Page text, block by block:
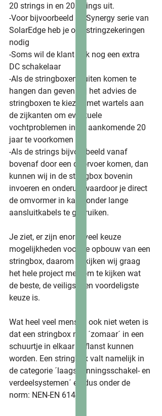
20 strings in en 20 strings uit.
-Voor bijvoorbeeld de Synergy serie van
SolarEdge heb je ook stringzekeringen
nodig
-Soms wil de klant ook nog een extra
DC schakelaar
-Als de stringboxen buiten komen te
hangen dan geven wij het advies de
stringboxen te kiezen met wartels aan
de zijkanten om eventuele
vochtproblemen in de aankomende 20
jaar te voorkomen
-Als de strings bijvoorbeeld vanaf
bovenaf door een doorvoer komen, dan
kunnen wij in de stringbox bovenin
invoeren en onderuit waardoor je direct
de omvormer in kan zonder lange
aansluitkabels te gebruiken.
Je ziet, er zijn enorm veel keuze
mogelijkheden voor de opbouw van een
stringbox, daarom bekijken wij graag
het hele project mee om te kijken wat
de beste, de veiligste en voordeligste
keuze is.
Wat heel veel mensen ook niet weten is
dat een stringbox niet ´zomaar´ in een
schuurtje in elkaar geflanst kunnen
worden. Een stringbox valt namelijk in
de categorie ´laagspanningsschakel- en
verdeelsystemen´ en dus onder de
norm: NEN-EN 61439.